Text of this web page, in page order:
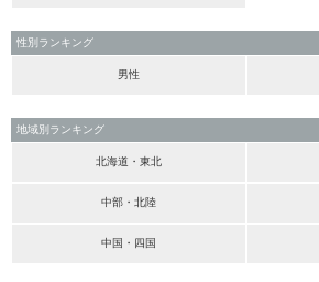
性別ランキング
男性
地域別ランキング
北海道・東北
中部・北陸
中国・四国